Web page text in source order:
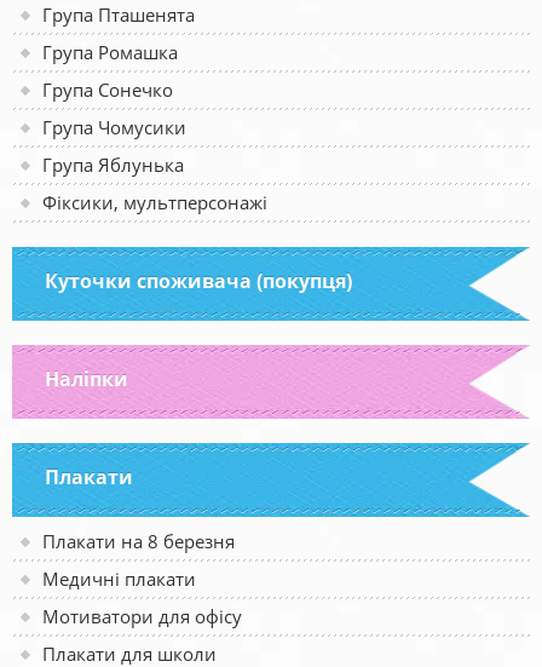
Група Пташенята
Група Ромашка
Група Сонечко
Група Чомусики
Група Яблунька
Фіксики, мультперсонажі
Куточки споживача (покупця)
Наліпки
Плакати
Плакати на 8 березня
Медичні плакати
Мотиватори для офісу
Плакати для школи